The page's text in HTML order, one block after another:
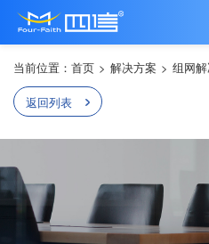
当前位置： 首页 > 解决方案 > 组网
返回列表